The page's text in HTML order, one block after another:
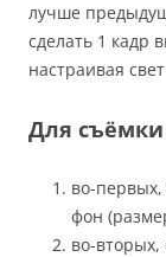
лучше
сделать 1 кадр
настраивая
Для
во-
фон
во-вторых,